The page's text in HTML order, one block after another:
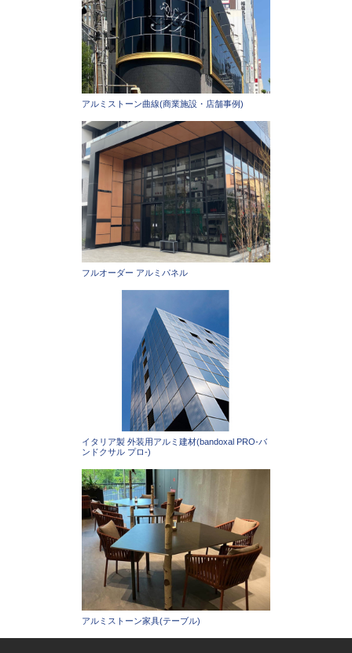
アルミストーン曲線(商業施設・店舗事例)
フルオーダー アルミパネル
イタリア製 外装用アルミ建材(bandoxal PRO-バ
ンドクサル プロ-)
アルミストーン家具(テーブル)